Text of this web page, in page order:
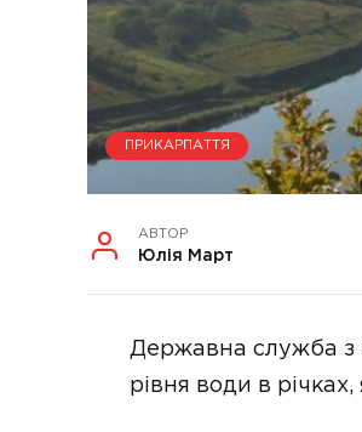
ПРИКАРПАТТЯ
АВТОР
Юлія Март
Державна служба з
рівня води в річках,